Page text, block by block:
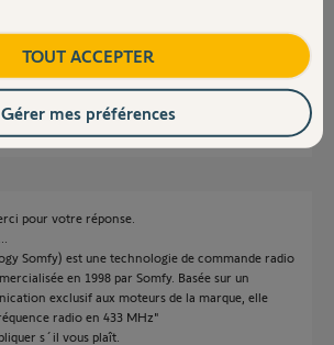
il y a presque 3 ans
pour votre réponse.
Somfy) est une technologie de commande radio
en 1998 par Somfy. Basée sur un
exclusif aux moteurs de la marque, elle
radio en 433 MHz"
s´il vous plaît.
TOUT ACCEPTER
Gérer mes préférences